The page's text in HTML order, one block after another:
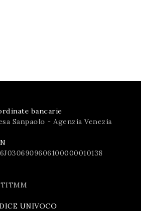
bancarie
Sanpaolo - Agenzia Venezia
UNIVOCO